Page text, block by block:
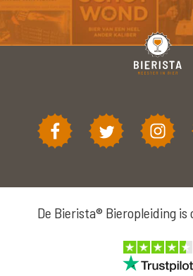
De Bierista® Bieropleiding is